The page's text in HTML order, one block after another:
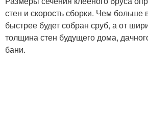
стен и скорость сборки. Чем больше
быстрее будет собран сруб, а от
толщина стен будущего дома,
бани.